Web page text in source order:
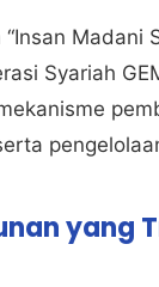
Syariah